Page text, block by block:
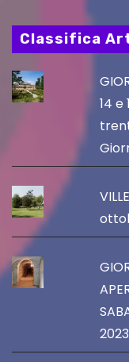
Classifica
14
2023